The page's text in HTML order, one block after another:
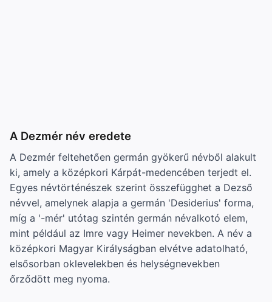
A Dezmér név eredete
A Dezmér feltehetően germán gyökerű névből alakult
ki, amely a középkori Kárpát-medencében terjedt el.
Egyes névtörténészek szerint összefügghet a Dezső
névvel, amelynek alapja a germán 'Desiderius' forma,
míg a '-mér' utótag szintén germán névalkotó elem,
mint például az Imre vagy Heimer nevekben. A név a
középkori Magyar Királyságban elvétve adatolható,
elsősorban oklevelekben és helységnevekben
őrződött meg nyoma.